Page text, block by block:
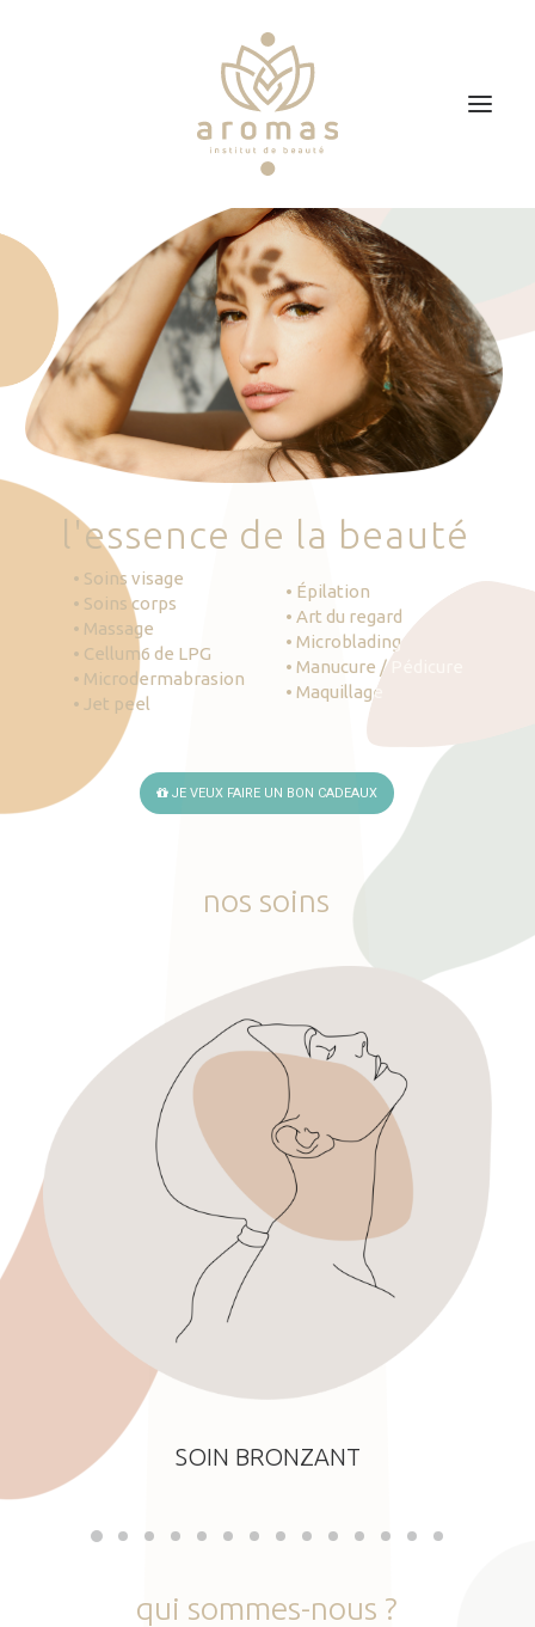
Soins
Je veux faire un bon cadeau
Plan d’accès
Prendre RDV
'essence de la beauté
• Soins visage
• Soins corps
• Massage
• Cellum6 de LPG
• Microdermabrasion
• Jet peel
• Épilation
• Art du regard
• Microblading
• Manucure / Pédicure
• Maquillage
JE VEUX FAIRE UN BON CADEAUX
nos soins
SOIN BRONZANT
qui sommes-nous ?